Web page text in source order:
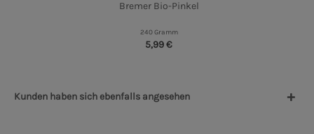
Bremer Bio-Pinkel
240 Gramm
5,99 €
Kunden haben sich ebenfalls angesehen